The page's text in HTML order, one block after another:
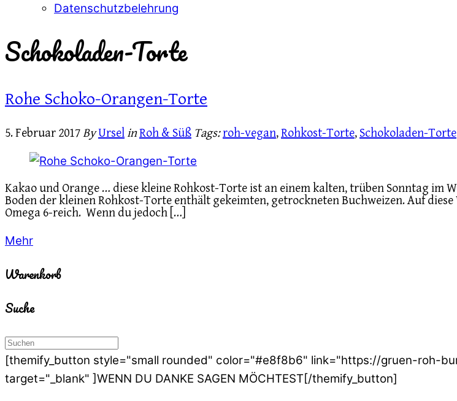
Datenschutzbelehrung
Schokoladen-Torte
Rohe Schoko-Orangen-Torte
5. Februar 2017ByUrselinRoh & Süß Tags:roh-vegan,Rohkost-Torte, Schokoladen-Torte
Kakao und Orange … diese kleine Rohkost-Torte ist an einem kalten, trüben Sonntag
Boden der kleinen Rohkost-Torte enthält gekeimten, getrockneten Buchweizen. Auf
Omega 6-reich. Wenn du jedoch […]
Mehr
Warenkorb
Suche
[themify_button style="small rounded" color="#e8f8b6" link="https://gruen-roh-
target="_blank" ]WENN DU DANKE SAGEN MÖCHTEST[/themify_button]